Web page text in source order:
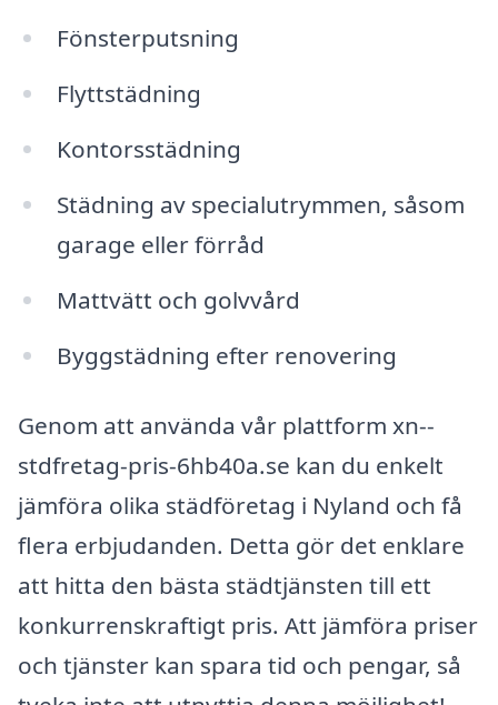
Fönsterputsning
Flyttstädning
Kontorsstädning
Städning av specialutrymmen, såsom
garage eller förråd
Mattvätt och golvvård
Byggstädning efter renovering
Genom att använda vår plattform xn--
stdfretag-pris-6hb40a.se kan du enkelt
jämföra olika städföretag i Nyland och få
flera erbjudanden. Detta gör det enklare
att hitta den bästa städtjänsten till ett
konkurrenskraftigt pris. Att jämföra priser
och tjänster kan spara tid och pengar, så